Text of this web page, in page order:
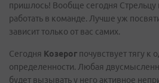
пришлось! Вообще сегодня Стрельцу
работать в команде. Лучше уж
зависит только от вас самих.
Сегодня Козерог почувствует тягу к
определенности. Любая
будет вызывать у него активное